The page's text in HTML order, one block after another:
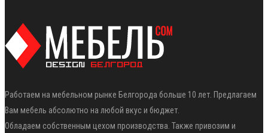
Работаем на мебельном рынке Белгорода больше 10 лет. Предлагаем
Вам мебель абсолютно на любой вкус и бюджет.
Обладаем собственным цехом производства. Также привозим и